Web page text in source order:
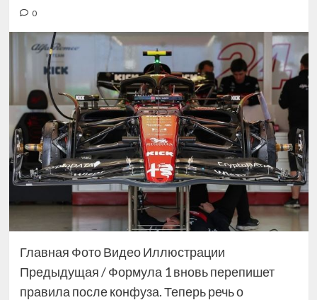
0
Главная Фото Видео Иллюстрации
Предыдущая / Формула 1 вновь перепишет
правила после конфуза. Теперь речь о